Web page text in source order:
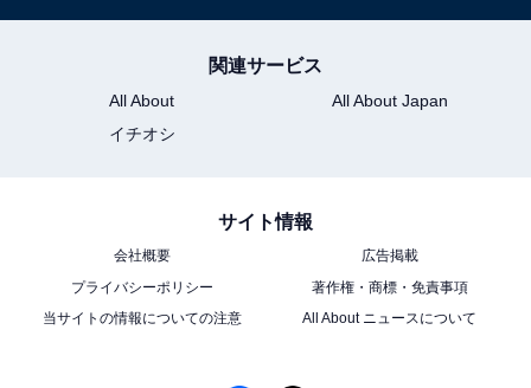
関連サービス
All About
All About Japan
イチオシ
サイト情報
会社概要
広告掲載
プライバシーポリシー
著作権・商標・免責事項
当サイトの情報についての注意
All About ニュースについて